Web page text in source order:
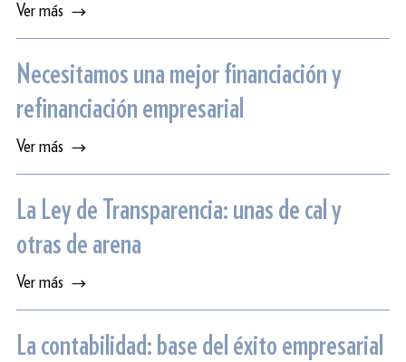
Ver más
Necesitamos una mejor financiación y
refinanciación empresarial
Ver más
La Ley de Transparencia: unas de cal y
otras de arena
Ver más
La contabilidad: base del éxito empresarial